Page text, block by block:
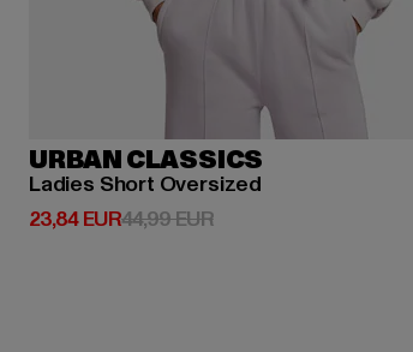
URBAN CLASSICS
Ladies Short Oversized
23,84 EUR
Derzeitiger Preis: 23,84 EUR
44,99 EURAktionspreis: 44,99 EUR